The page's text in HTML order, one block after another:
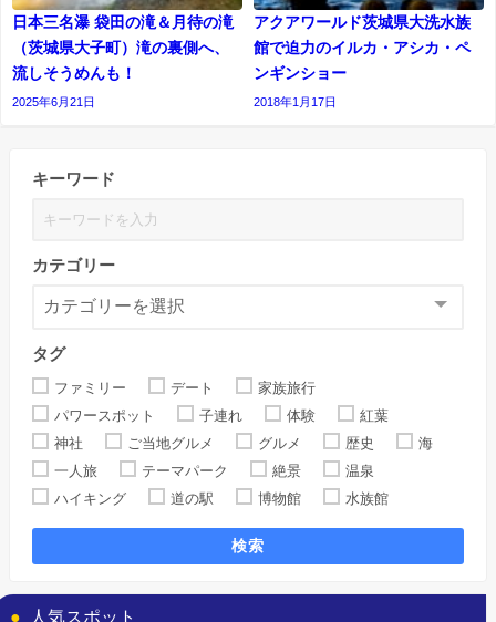
日本三名瀑 袋田の滝＆月待の滝
（茨城県大子町）滝の裏側へ、
流しそうめんも！
2025年6月21日
アクアワールド茨城県大洗水族
館で迫力のイルカ・アシカ・ペ
ンギンショー
2018年1月17日
キーワード
カテゴリー
タグ
ファミリー デート
家族旅行
パワースポット
子連れ 体験
紅葉
神社
ご当地グルメ グルメ 歴史
海
一人旅
テーマパーク 絶景
温泉
ハイキング
道の駅 博物館 水族館
検索
人気スポット